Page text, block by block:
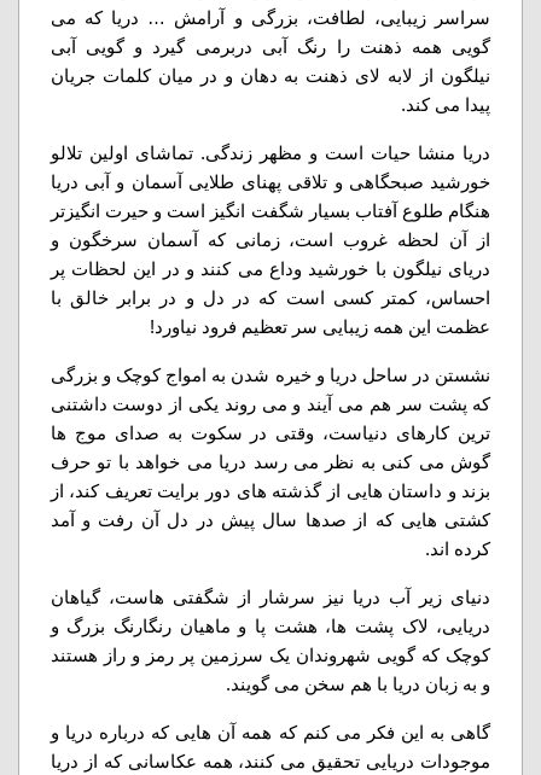
سراسر زیبایی، لطافت، بزرگی و آرامش … دریا که می
گویی همه ذهنت را رنگ آبی دربرمی گیرد و گویی آبی
نیلگون از لابه لای ذهنت به دهان و در میان کلمات جریان
پیدا می کند.
دریا منشا حیات است و مظهر زندگی. تماشای اولین تلالو
خورشید صبحگاهی و تلاقی پهنای طلایی آسمان و آبی دریا
هنگام طلوع آفتاب بسیار شگفت انگیز است و حیرت انگیزتر
از آن لحظه غروب است، زمانی که آسمان سرخگون و
دریای نیلگون با خورشید وداع می کنند و در این لحظات پر
احساس، کمتر کسی است که در دل و در برابر خالق با
عظمت این همه زیبایی سر تعظیم فرود نیاورد!
نشستن در ساحل دریا و خیره شدن به امواج کوچک و بزرگی
که پشت سر هم می آیند و می روند یکی از دوست داشتنی
ترین کارهای دنیاست، وقتی در سکوت به صدای موج ها
گوش می کنی به نظر می رسد دریا می خواهد با تو حرف
بزند و داستان هایی از گذشته های دور برایت تعریف کند، از
کشتی هایی که از صدها سال پیش در دل آن رفت و آمد
کرده اند.
دنیای زیر آب دریا نیز سرشار از شگفتی هاست، گیاهان
دریایی، لاک پشت ها، هشت پا و ماهیان رنگارنگ بزرگ و
کوچک که گویی شهروندان یک سرزمین پر رمز و راز هستند
و به زبان دریا با هم سخن می گویند.
گاهی به این فکر می کنم که همه آن هایی که درباره دریا و
موجودات دریایی تحقیق می کنند، همه عکاسانی که از دریا